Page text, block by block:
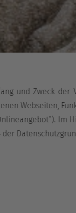
und Zweck der
Webseiten,
Im